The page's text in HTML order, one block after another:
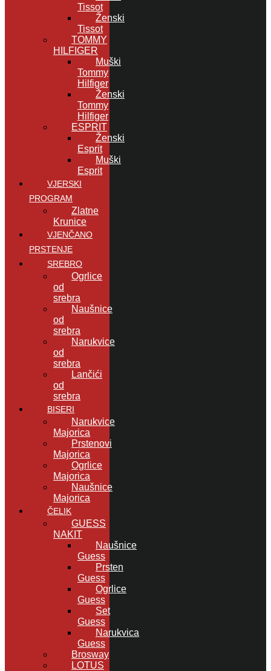
Tissot
Ženski
Tissot
TOMMY
HILFIGER
Muški
Tommy
Hilfiger
Ženski
Tommy
Hilfiger
ESPRIT
Ženski
Esprit
Muški
Esprit
VJERSKI
PROGRAM
Zlatne
Krunice
VJENČANO
PRSTENJE
SREBRO
Ogrlice
od
srebra
Naušnice
od
srebra
Narukvice
od
srebra
Lančići
od
srebra
BISERI
Narukvice
Majorica
Prstenovi
Majorica
Ogrlice
Majorica
Naušnice
Majorica
ČELIK
GUESS
NAKIT
Naušnice
Guess
Prsten
Guess
Ogrlice
Guess
Set
Guess
Narukvica
Guess
Brosway
LOTUS